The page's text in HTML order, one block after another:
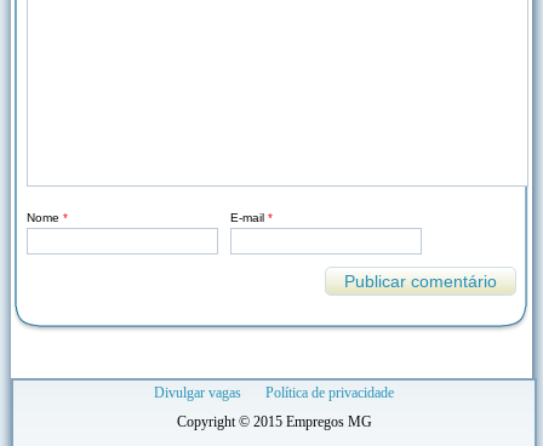
Nome * E-mail *
Divulgar vagas
Política de privacidade
Copyright © 2015 Empregos MG